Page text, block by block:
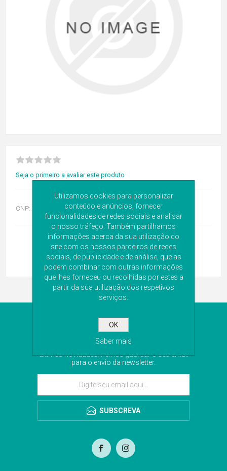
Seja o primeiro a avaliar este produto
CNP:
NEWSLETTER
Subscreva a nossa newsletter para receber as
últimas novidades. Iremos guardar o seu email
para o envio da newsletter.
SUBSCREVA
Utilizamos cookies para personalizar
conteúdo e anúncios, fornecer
funcionalidades de redes sociais e analisar
o nosso tráfego. Também partilhamos
informações acerca da sua utilização do
site com os nossos parceiros de redes
sociais, de publicidade e de análise, que as
podem combinar com outras informações
que lhes forneceu ou recolhidas por estes a
partir da sua utilização dos respetivos
serviços.
OK
Saber mais